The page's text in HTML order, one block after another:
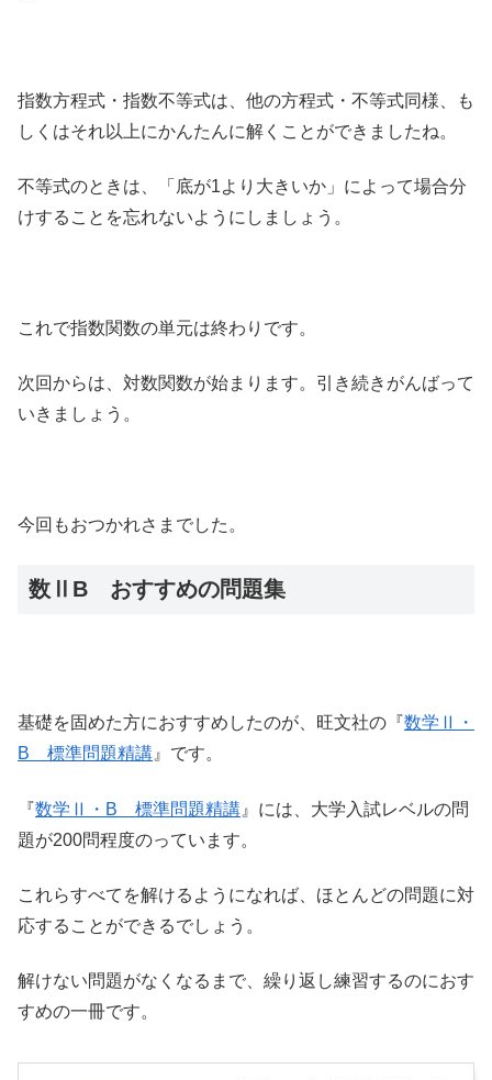
指数方程式・指数不等式は、他の方程式・不等式同様、も
しくはそれ以上にかんたんに解くことができましたね。
不等式のときは、「底が1より大きいか」によって場合分
けすることを忘れないようにしましょう。
これで指数関数の単元は終わりです。
次回からは、対数関数が始まります。引き続きがんばって
いきましょう。
今回もおつかれさまでした。
数ⅡB おすすめの問題集
基礎を固めた方におすすめしたのが、旺文社の『数学Ⅱ・
B 標準問題精講 』です。
『数学Ⅱ・B 標準問題精講 』には、大学入試レベルの問
題が200問程度のっています。
これらすべてを解けるようになれば、ほとんどの問題に対
応することができるでしょう。
解けない問題がなくなるまで、繰り返し練習するのにおす
すめの一冊です。